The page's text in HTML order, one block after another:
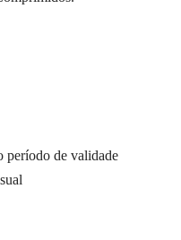
período de validade